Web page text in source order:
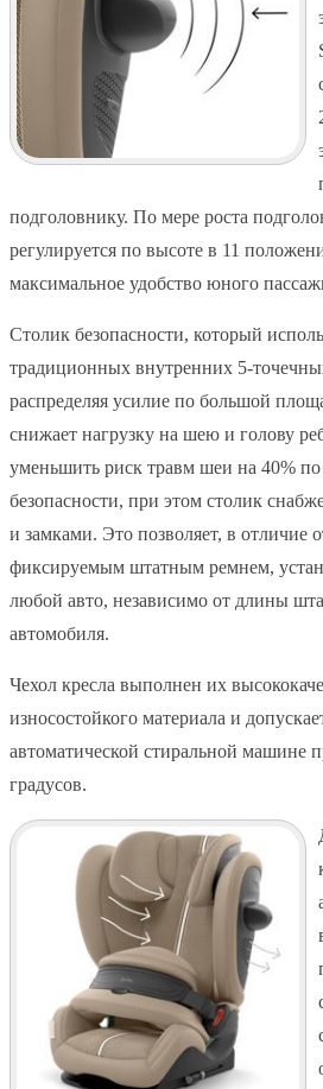
подголовнику. По мере роста
регулируется по высоте в 11
максимальное удобство юного
Столик безопасности, который
традиционных внутренних 5-
распределяя усилие по большой
снижает нагрузку на шею и голову
уменьшить риск травм шеи на 40%
безопасности, при этом столик
и замками. Это позволяет, в отличие
фиксируемым штатным ремнем,
любой авто, независимо от длины
автомобиля.
Чехол кресла выполнен их
износостойкого материала и
автоматической стиральной машине
градусов.